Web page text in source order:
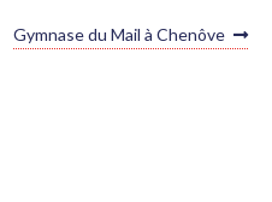
Article
Gymnase du Mail à Chenôve